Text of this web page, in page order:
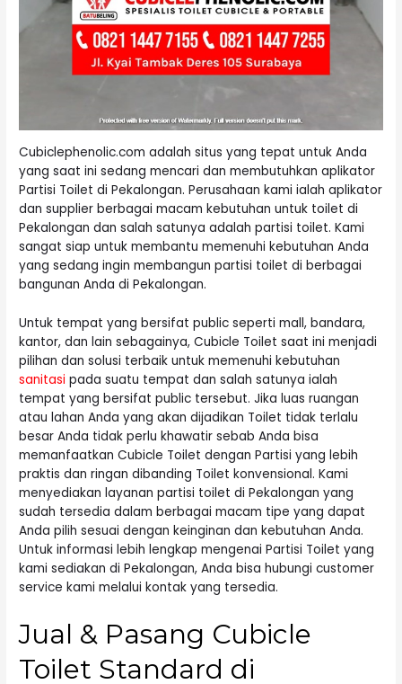
Cubiclephenolic.com adalah situs yang tepat untuk Anda
yang saat ini sedang mencari dan membutuhkan aplikator
Partisi Toilet di Pekalongan. Perusahaan kami ialah aplikator
dan supplier berbagai macam kebutuhan untuk toilet di
Pekalongan dan salah satunya adalah partisi toilet. Kami
sangat siap untuk membantu memenuhi kebutuhan Anda
yang sedang ingin membangun partisi toilet di berbagai
bangunan Anda di Pekalongan.
Untuk tempat yang bersifat public seperti mall, bandara,
kantor, dan lain sebagainya, Cubicle Toilet saat ini menjadi
pilihan dan solusi terbaik untuk memenuhi kebutuhan
sanitasi pada suatu tempat dan salah satunya ialah
tempat yang bersifat public tersebut. Jika luas ruangan
atau lahan Anda yang akan dijadikan Toilet tidak terlalu
besar Anda tidak perlu khawatir sebab Anda bisa
memanfaatkan Cubicle Toilet dengan Partisi yang lebih
praktis dan ringan dibanding Toilet konvensional. Kami
menyediakan layanan partisi toilet di Pekalongan yang
sudah tersedia dalam berbagai macam tipe yang dapat
Anda pilih sesuai dengan keinginan dan kebutuhan Anda.
Untuk informasi lebih lengkap mengenai Partisi Toilet yang
kami sediakan di Pekalongan, Anda bisa hubungi customer
service kami melalui kontak yang tersedia.
Jual & Pasang Cubicle
Toilet Standard di